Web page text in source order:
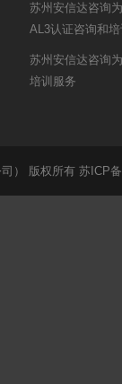
苏州安信达咨询
AL3认证咨询和
苏州安信达咨询
培训服务
） 版权所有 苏ICP